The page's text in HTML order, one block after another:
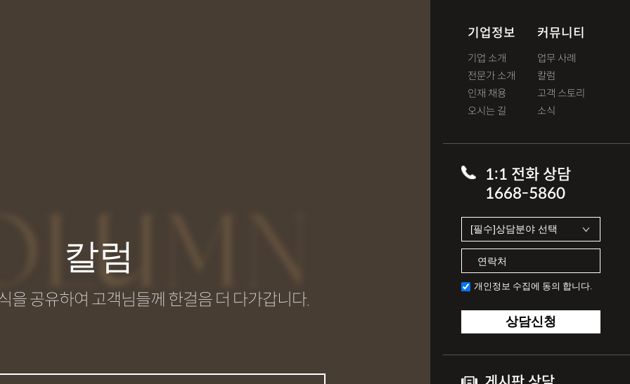
기업정보
기업 소개
전문가 소개
인재 채용
오시는 길
커뮤니티
업무 사례
칼럼
고객 스토리
소식
1:1 전화 상담
1668-5860
개인정보 수집에 동의 합니다.
상담신청
칼럼
을 공유하여 고객님들께 한걸음 더 다가갑니다.